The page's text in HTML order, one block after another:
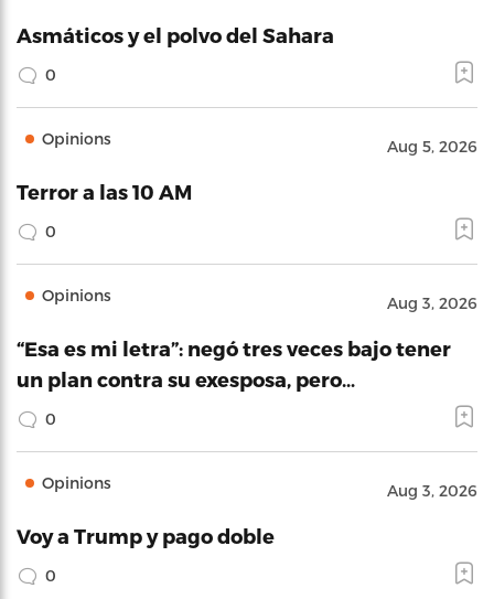
Asmáticos y el polvo del Sahara
0
Opinions Aug 5, 2026
Terror a las 10 AM
0
Opinions Aug 3, 2026
“Esa es mi letra”: negó tres veces bajo tener
un plan contra su exesposa, pero…
0
Opinions Aug 3, 2026
Voy a Trump y pago doble
0